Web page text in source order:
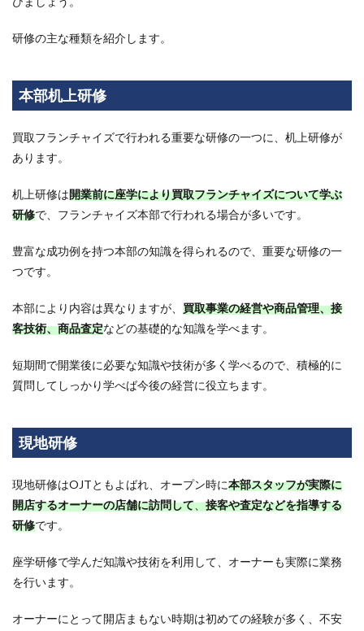
WAKABA
大黒
屋
K-ブ
ラン
ドオ
買取
ンチ
ャイ
ズは
内容
をし
握し
よう
こち
らも
おす
低リ
スク
めら
れる
フラ
ャイ
研修の主な種類を紹介します。
本部机上研修
買取フランチャイズで行われる重要な研修の一つに、机上研修が
あります。
机上研修は開業前に座学により買取フランチャイズについて学ぶ
研修で、フランチャイズ本部で行われる場合が多いです。
豊富な成功例を持つ本部の知識を得られるので、重要な研修の一
つです。
本部により内容は異なりますが、 買取事業の経営や商品管理、接
客技術、商品査定などの基礎的な知識を学べます。
短期間で開業後に必要な知識や技術が多く学べるので、積極的に
質問してしっかり学べば今後の経営に役立ちます。
現地研修
現地研修はOJTともよばれ、オープン時に本部スタッフが実際に
開店するオーナーの店舗に訪問して、接客や査定などを指導する
研修です。
座学研修で学んだ知識や技術を利用して、オーナーも実際に業務
を行います。
オーナーにとって開店まもない時期は初めての経験が多く、不安